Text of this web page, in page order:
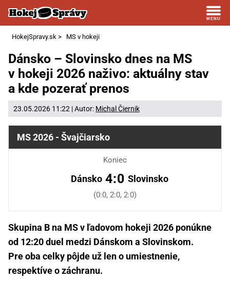
HokejSpravy.sk > MS v hokeji
Dánsko – Slovinsko dnes na MS
v hokeji 2026 naživo: aktuálny stav
a kde pozerať prenos
23.05.2026 11:22 | Autor: Michal Čiernik
MS 2026 - Švajčiarsko
Koniec
Dánsko 4:0 Slovinsko
(0:0, 2:0, 2:0)
Skupina B na MS v ľadovom hokeji 2026 ponúkne
od 12:20 duel medzi Dánskom a Slovinskom.
Pre oba celky pôjde už len o umiestnenie,
respektíve o záchranu.